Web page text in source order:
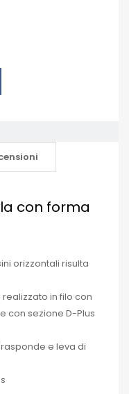
con forma
orizzontali risulta
in filo con
con sezione D-Plus
e leva di